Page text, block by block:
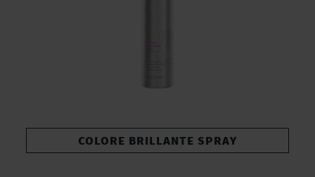
COLORE BRILLANTE SPRAY